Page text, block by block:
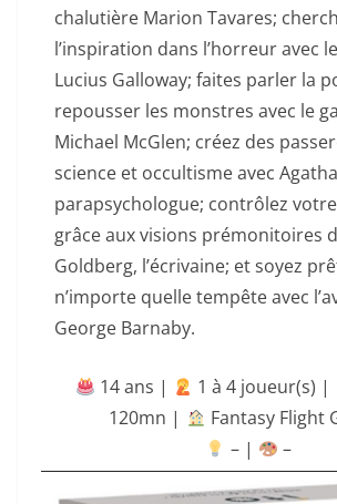
chalutière Marion Tavares;
l’inspiration dans l’horreur avec
Lucius Galloway; faites parler la
repousser les monstres avec le
Michael McGlen; créez des
science et occultisme avec
parapsychologue; contrôlez
grâce aux visions prémonitoires
Goldberg, l’écrivaine; et soyez
n’importe quelle tempête avec
George Barnaby.
14 ans | ‍ 1 à 4 joueur(s) |
120mn |
Fantasy Flight
– |
–